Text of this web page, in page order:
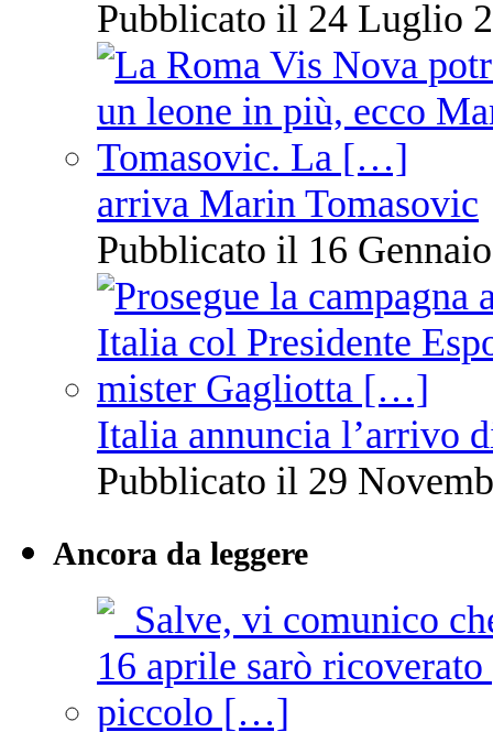
Pubblicato il 24 Luglio
arriva Marin Tomasovic
Pubblicato il 16
Italia annuncia l’arrivo
Pubblicato il 29
Ancora da leggere